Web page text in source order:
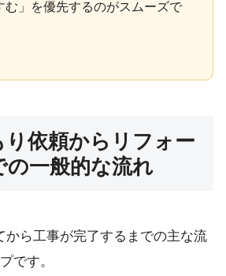
む」を優先するのがスムーズで
り依頼からリフォー
の一般的な流れ
から工事が完了するまでの主な流
です。